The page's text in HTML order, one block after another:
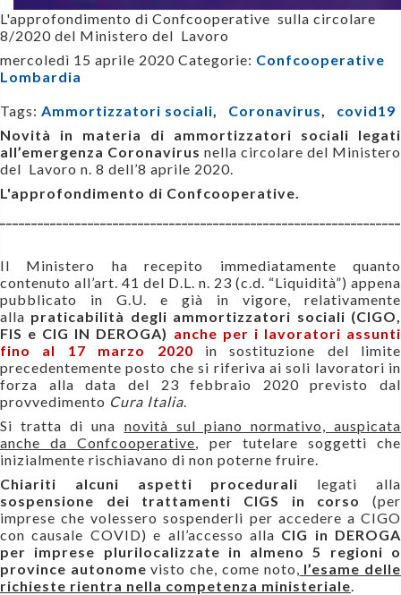
L'approfondimento di Confcooperative sulla circolare
8/2020 del Ministero del Lavoro
mercoledì 15 aprile 2020 Categorie: Confcooperative
Lombardia
Tags: Ammortizzatori sociali, Coronavirus, covid19
Novità in materia di ammortizzatori sociali legati
all’emergenza Coronavirus nella circolare del Ministero
del Lavoro n. 8 dell’8 aprile 2020.
L'approfondimento di Confcooperative.
Il Ministero ha recepito immediatamente quanto
contenuto all’art. 41 del D.L. n. 23 (c.d. “Liquidità”) appena
pubblicato in G.U. e già in vigore, relativamente
alla praticabilità degli ammortizzatori sociali (CIGO,
FIS e CIG IN DEROGA) anche per i lavoratori assunti
fino al 17 marzo 2020 in sostituzione del limite
precedentemente posto che si riferiva ai soli lavoratori in
forza alla data del 23 febbraio 2020 previsto dal
provvedimento Cura Italia.
Si tratta di una novità sul piano normativo, auspicata
anche da Confcooperative, per tutelare soggetti che
inizialmente rischiavano di non poterne fruire.
Chiariti alcuni aspetti procedurali legati alla
sospensione dei trattamenti CIGS in corso
(per
imprese che volessero sospenderli per accedere a CIGO
con causale COVID) e all’accesso alla CIG in DEROGA
per imprese plurilocalizzate in almeno 5 regioni o
province autonomevisto che, come noto, l’esame delle
richieste rientra nella competenza ministeriale.